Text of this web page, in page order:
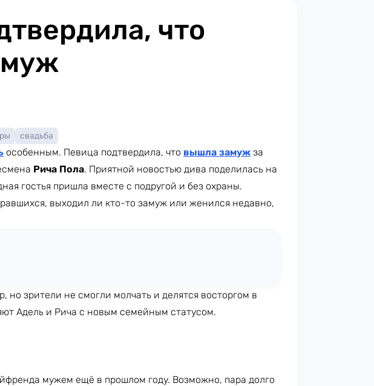
что
свадьба
особенным. Певица подтвердила, что вышла замуж за
Рича Пола. Приятной новостью дива поделилась на
гостья пришла вместе с подругой и без охраны.
выходил ли кто-то замуж или женился недавно,
зрители не смогли молчать и делятся восторгом в
Адель и Рича с новым семейным статусом.
мужем ещё в прошлом году. Возможно, пара долго